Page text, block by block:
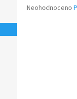
Průměrné
Neohodnoceno